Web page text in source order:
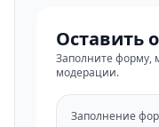
Оставить
Заполните форму,
модерации.
Заполнение